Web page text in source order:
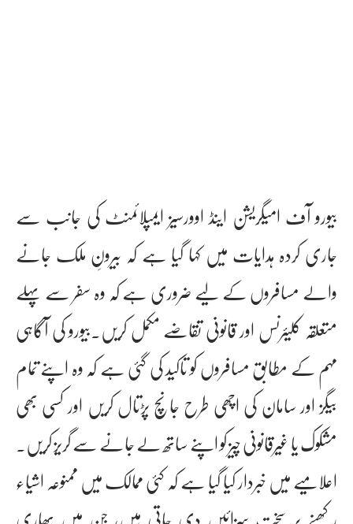
بیورو آف امیگریشن اینڈ اوورسیز ایمپلائمنٹ کی جانب سے
جاری کردہ ہدایات میں کہا گیا ہے کہ بیرونِ ملک جانے
والے مسافروں کے لیے ضروری ہے کہ وہ سفر سے پہلے
متعلقہ کلیئرنس اور قانونی تقاضے مکمل کریں۔بیورو کی آگاہی
مہم کے مطابق مسافروں کو تاکید کی گئی ہے کہ وہ اپنے تمام
بیگز اور سامان کی اچھی طرح جانچ پڑتال کریں اور کسی بھی
مشکوک یا غیرقانونی چیز کو اپنے ساتھ لے جانے سے گریز کریں۔
اعلامیے میں خبردار کیا گیا ہے کہ کئی ممالک میں ممنوعہ اشیاء